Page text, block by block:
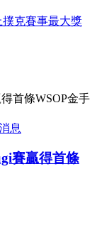
息
賽贏得首條